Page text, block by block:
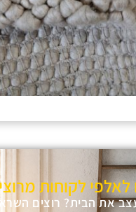
לקוחות
את הבית? רוצים